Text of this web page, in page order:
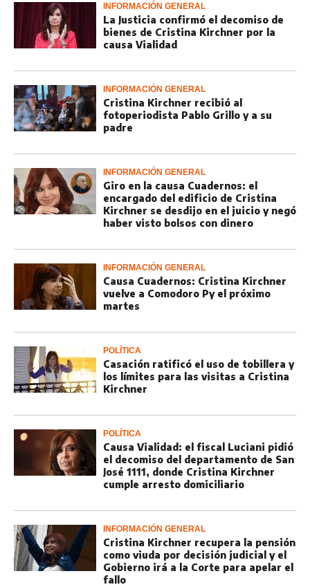
INFORMACIÓN GENERAL
La Justicia confirmó el decomiso de
bienes de Cristina Kirchner por la
causa Vialidad
INFORMACIÓN GENERAL
Cristina Kirchner recibió al
fotoperiodista Pablo Grillo y a su
padre
INFORMACIÓN GENERAL
Giro en la causa Cuadernos: el
encargado del edificio de Cristina
Kirchner se desdijo en el juicio y negó
haber visto bolsos con dinero
INFORMACIÓN GENERAL
Causa Cuadernos: Cristina Kirchner
vuelve a Comodoro Py el próximo
martes
POLÍTICA
Casación ratificó el uso de tobillera y
los límites para las visitas a Cristina
Kirchner
POLÍTICA
Causa Vialidad: el fiscal Luciani pidió
el decomiso del departamento de San
José 1111, donde Cristina Kirchner
cumple arresto domiciliario
INFORMACIÓN GENERAL
Cristina Kirchner recupera la pensión
como viuda por decisión judicial y el
Gobierno irá a la Corte para apelar el
fallo